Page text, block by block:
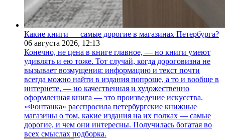
Какие книги — самые дорогие в магазинах Петербурга?
06 августа 2026, 12:13
Конечно, не цена в книге главное, — но книги умеют
удивлять и ею тоже. Тот случай, когда дороговизна не
вызывает возмущения: информацию и текст почти
всегда можно найти в издания попроще, а то и вообще в
интернете, — но качественная и художественно
оформленная книга — это произведение искусства.
«Фонтанка» расспросила петербургские книжные
магазины о том, какие издания на их полках — самые
дорогие, и чем они интересны. Получилась богатая во
всех смыслах подборка.